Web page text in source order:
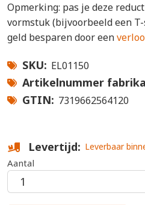
Opmerking: pas je deze
vormstuk (bijvoorbeeld een
geld besparen door een
SKU EL01150
Artikelnummer
GTIN 7319662564120
Levertijd Leverbaar
Aantal